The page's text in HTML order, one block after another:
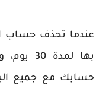
عندما تحذف حساب
بها
حسابك مع جميع